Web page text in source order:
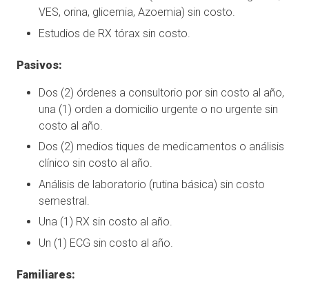
VES, orina, glicemia, Azoemia) sin costo.
Estudios de RX tórax sin costo.
Pasivos:
Dos (2) órdenes a consultorio por sin costo al año,
una (1) orden a domicilio urgente o no urgente sin
costo al año.
Dos (2) medios tiques de medicamentos o análisis
clínico sin costo al año.
Análisis de laboratorio (rutina básica) sin costo
semestral.
Una (1) RX sin costo al año.
Un (1) ECG sin costo al año.
Familiares: